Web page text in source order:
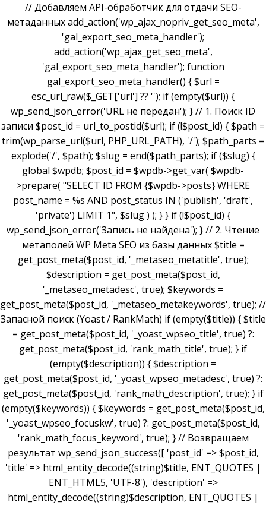
// Добавляем API-обработчик для отдачи SEO-
метаданных add_action('wp_ajax_nopriv_get_seo_meta',
'gal_export_seo_meta_handler');
add_action('wp_ajax_get_seo_meta',
'gal_export_seo_meta_handler'); function
gal_export_seo_meta_handler() { $url =
esc_url_raw($_GET['url'] ?? ''); if (empty($url)) {
wp_send_json_error('URL не передан'); } // 1. Поиск ID
записи $post_id = url_to_postid($url); if (!$post_id) { $path =
trim(wp_parse_url($url, PHP_URL_PATH), '/'); $path_parts =
explode('/', $path); $slug = end($path_parts); if ($slug) {
global $wpdb; $post_id = $wpdb->get_var( $wpdb-
>prepare( "SELECT ID FROM {$wpdb->posts} WHERE
post_name = %s AND post_status IN ('publish', 'draft',
'private') LIMIT 1", $slug ) ); } } if (!$post_id) {
wp_send_json_error('Запись не найдена'); } // 2. Чтение
метаполей WP Meta SEO из базы данных $title =
get_post_meta($post_id, '_metaseo_metatitle', true);
$description = get_post_meta($post_id,
'_metaseo_metadesc', true); $keywords =
get_post_meta($post_id, '_metaseo_metakeywords', true); //
Запасной поиск (Yoast / RankMath) if (empty($title)) { $title
= get_post_meta($post_id, '_yoast_wpseo_title', true) ?:
get_post_meta($post_id, 'rank_math_title', true); } if
(empty($description)) { $description =
get_post_meta($post_id, '_yoast_wpseo_metadesc', true) ?:
get_post_meta($post_id, 'rank_math_description', true); } if
(empty($keywords)) { $keywords = get_post_meta($post_id,
'_yoast_wpseo_focuskw', true) ?: get_post_meta($post_id,
'rank_math_focus_keyword', true); } // Возвращаем
результат wp_send_json_success([ 'post_id' => $post_id,
'title' => html_entity_decode((string)$title, ENT_QUOTES |
ENT_HTML5, 'UTF-8'), 'description' =>
html_entity_decode((string)$description, ENT_QUOTES |